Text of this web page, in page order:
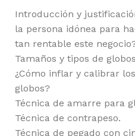
Introducción y
la persona idónea para
tan rentable este
Tamaños y tipos de
¿Cómo inflar y calibrar
globos?
Técnica de amarre para
Técnica de contrapeso.
Técnica de pegado con